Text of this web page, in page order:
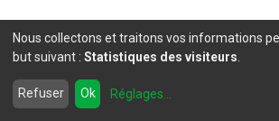
Si vous avez besoin de laver votre
pattes entre deux toilettages et
avec des équipements adaptés,
Nous collectons et traitons vos informations
but suivant : Statistiques des visiteurs
Refuser Ok Réglages...